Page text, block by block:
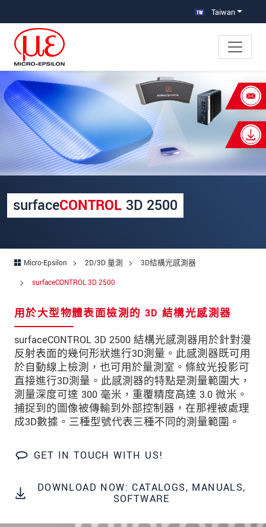
Taiwan
surfaceCONTROL 3D 2500
Micro-Epsilon 2D/3D 量測
3D結構光感測器
surfaceCONTROL 3D 2500
用於大型物體表面檢測的 3D 結構光感測器
surfaceCONTROL 3D 2500 結構光感測器用於針對漫
反射表面的幾何形狀進行3D測量。此感測器既可用
於自動線上檢測，也可用於量測室。條紋光投影可
直接進行3D測量。此感測器的特點是測量範圍大，
測量深度可達 300 毫米，重覆精度高達 3.0 微米。
捕捉到的圖像被傳輸到外部控制器，在那裡被處理
成3D數據。三種型號代表三種不同的測量範圍。
GET IN TOUCH WITH US!
DOWNLOAD NOW: CATALOGS, MANUALS,
SOFTWARE
×
Your request for: surfaceCONTROL 3D
2500
姓名*
連絡電話
留言*
我們謹慎的保護客戶個資，詳見
確認寄出